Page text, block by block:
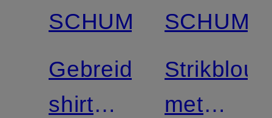
SCHUMACHER
Gebreid
shirt
met